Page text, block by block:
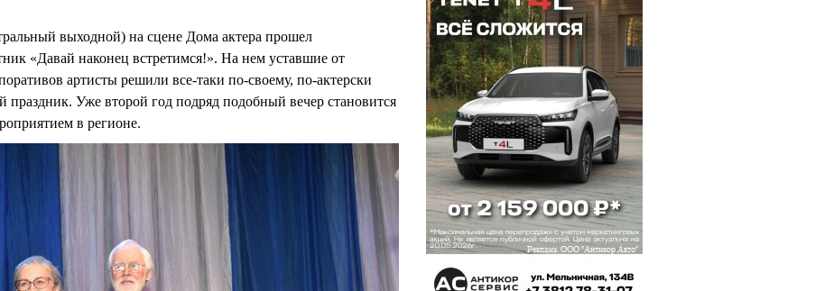
выходной) на сцене Дома актера прошел
«Давай наконец встретимся!». На нем уставшие от
артисты решили все-таки по-своему, по-актерски
Уже второй год подряд подобный вечер становится
в регионе.